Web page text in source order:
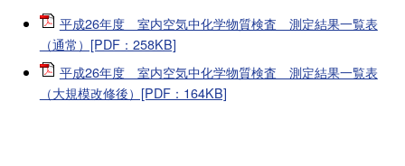
平成26年度 室内空気中化学物質検査 測定結果一覧表
（通常）[PDF：258KB]
平成26年度 室内空気中化学物質検査 測定結果一覧表
（大規模改修後）[PDF：164KB]